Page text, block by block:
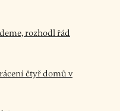
rozhodl řád
čtyř domů v